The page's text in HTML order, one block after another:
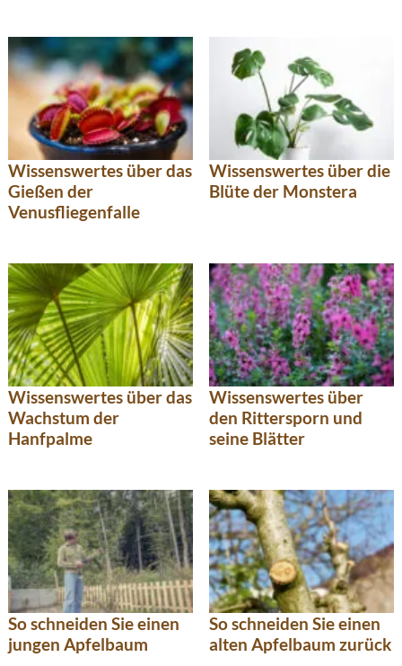
Wissenswertes über das
Gießen der
Venusfliegenfalle
Wissenswertes über die
Blüte der Monstera
Wissenswertes über das
Wachstum der
Hanfpalme
Wissenswertes über
den Rittersporn und
seine Blätter
So schneiden Sie einen
jungen Apfelbaum
So schneiden Sie einen
alten Apfelbaum zurück